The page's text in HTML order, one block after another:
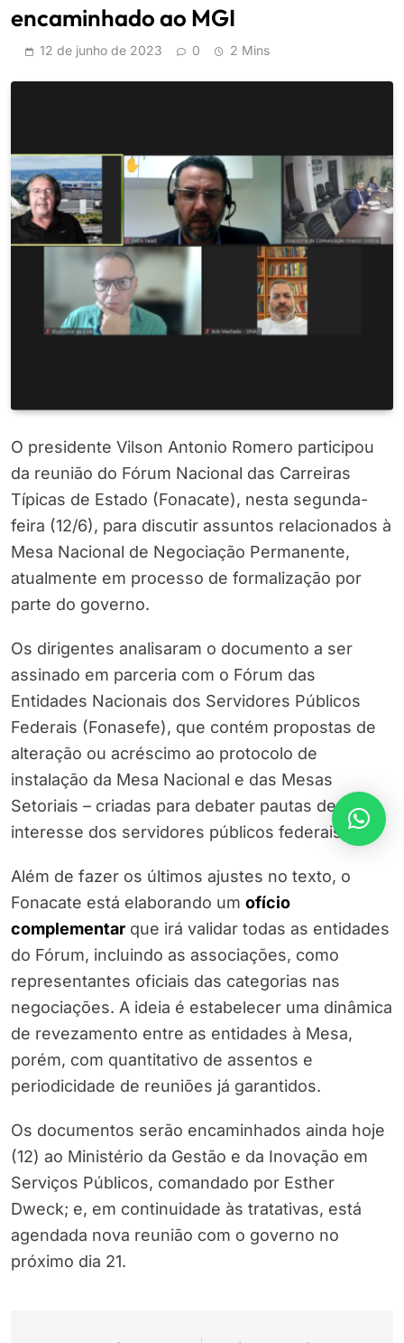
encaminhado ao MGI
12 de junho de 2023 0 2 Mins
O presidente Vilson Antonio Romero participou
da reunião do Fórum Nacional das Carreiras
Típicas de Estado (Fonacate), nesta segunda-
feira (12/6), para discutir assuntos relacionados à
Mesa Nacional de Negociação Permanente,
atualmente em processo de formalização por
parte do governo.
Os dirigentes analisaram o documento a ser
assinado em parceria com o Fórum das
Entidades Nacionais dos Servidores Públicos
Federais (Fonasefe), que contém propostas de
alteração ou acréscimo ao protocolo de
instalação da Mesa Nacional e das Mesas
Setoriais – criadas para debater pautas de
interesse dos servidores públicos federais.
Além de fazer os últimos ajustes no texto, o
Fonacate está elaborando um ofício
complementar que irá validar todas as entidades
do Fórum, incluindo as associações, como
representantes oficiais das categorias nas
negociações. A ideia é estabelecer uma dinâmica
de revezamento entre as entidades à Mesa,
porém, com quantitativo de assentos e
periodicidade de reuniões já garantidos.
Os documentos serão encaminhados ainda hoje
(12) ao Ministério da Gestão e da Inovação em
Serviços Públicos, comandado por Esther
Dweck; e, em continuidade às tratativas, está
agendada nova reunião com o governo no
próximo dia 21.